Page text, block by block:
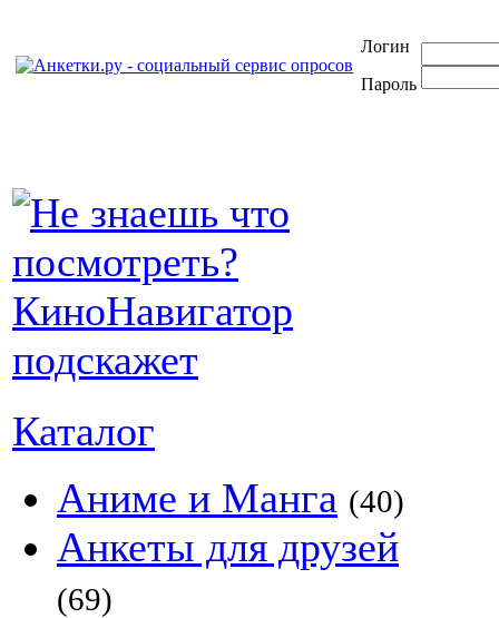
Логин
Пароль
Каталог
Аниме и Манга (40)
Анкеты для друзей
(69)